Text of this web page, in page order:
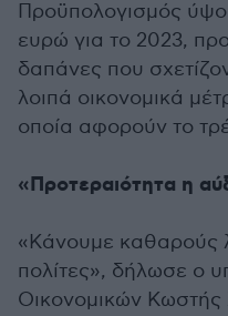
Προϋπολογισμός
ευρώ για το 2023,
δαπάνες που
λοιπά οικονομικά
οποία αφορούν το
«Προτεραιότητα η
«Κάνουμε καθαρούς
πολίτες», δήλωσε ο
Οικονομικών Κωστής